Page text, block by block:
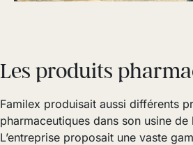
Les produits
Familex produisait aussi différents
pharmaceutiques dans son usine de
L’entreprise proposait une vaste